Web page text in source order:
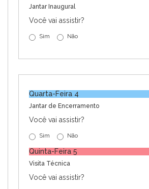
Jantar Inaugural
Você vai assistir?
Sim Não
Quarta-Feira 4
Jantar de Encerramento
Você vai assistir?
Sim Não
Quinta-Feira 5
Visita Técnica
Você vai assistir?